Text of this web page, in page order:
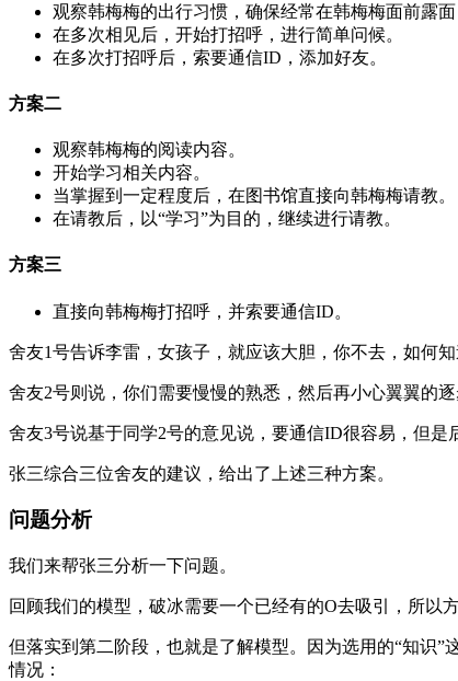
观察韩梅梅的出行习惯，确保经常在韩梅梅面前露面
在多次相见后，开始打招呼，进行简单问候。
在多次打招呼后，索要通信ID，添加好友。
方案二
观察韩梅梅的阅读内容。
开始学习相关内容。
当掌握到一定程度后，在图书馆直接向韩梅梅请教。
在请教后，以“学习”为目的，继续进行请教。
方案三
直接向韩梅梅打招呼，并索要通信ID。
舍友1号告诉李雷，女孩子，就应该大胆，你不去，如何
舍友2号则说，你们需要慢慢的熟悉，然后再小心翼翼的
舍友3号说基于同学2号的意见说，要通信ID很容易，但
张三综合三位舍友的建议，给出了上述三种方案。
问题分析
我们来帮张三分析一下问题。
回顾我们的模型，破冰需要一个已经有的O去吸引，所以
但落实到第二阶段，也就是了解模型。因为选用的“知识
情况：